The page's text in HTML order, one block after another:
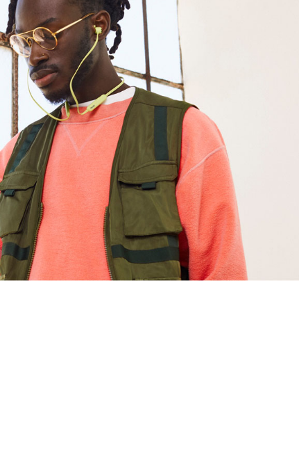
offre des
Design
Écouteurs
Le câble
un
Hauteur : 16
Poids : 18,6 g
Connectivité La puce
une
vous offre
Le
des films
Utilisez
en